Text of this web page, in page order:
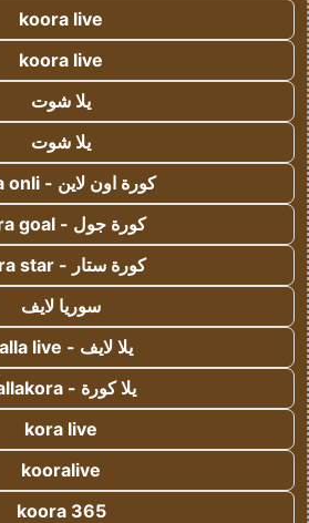
koora live
koora live
يلا شوت
يلا شوت
كورة اون لاين - kora onli
كورة جول - kora goal
كورة ستار - kora star
سوريا لايف
يلا لايف - yalla live
يلا كورة - yallakora
kora live
kooralive
koora 365